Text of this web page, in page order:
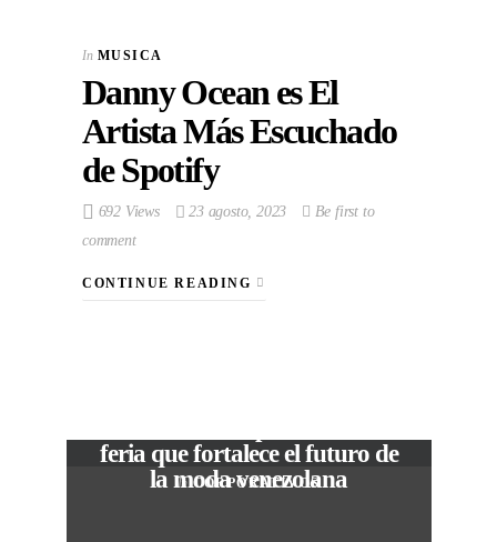
In MUSICA
Danny Ocean es El
Artista Más Escuchado
de Spotify
692 Views 23 agosto, 2023
Be first to
comment
CONTINUE READING
In CORPORATIVOS
feria que fortalece el futuro de
la moda venezolana